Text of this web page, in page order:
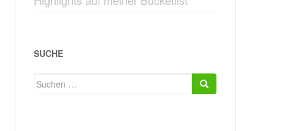
SUCHE
Suchen